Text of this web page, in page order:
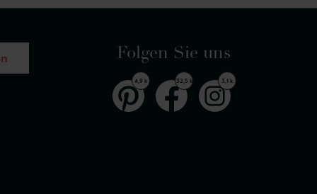
Folgen Sie uns
4,9 k 32,5 k 3,1 k